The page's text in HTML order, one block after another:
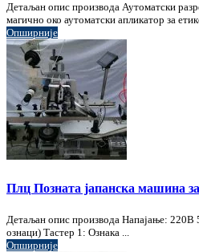
Детаљан опис производа Аутоматски
магично око аутоматски апликатор за
Опширније
Плц Позната јапанска машина
Детаљан опис производа Напајање:
ознаци) Тастер 1: Ознака ...
Опширније